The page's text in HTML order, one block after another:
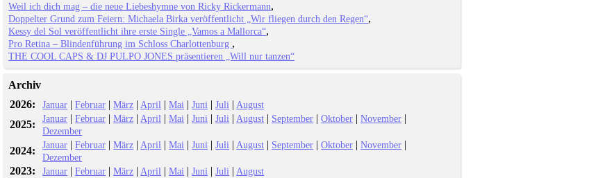
Weil ich dich mag – die neue Liebeshymne von Ricky Rickermann
Doppelter Grund zum Feiern: Michaela Birka veröffentlicht „Wir fliegen durch den Regen“
Kessy del Sol veröffentlicht ihre erste Single „Vamos a Mallorca“
Pro Retina – Blindenführung im Schloss Charlottenburg
THE COOL CAPS & DJ PULPO JONES präsentieren „Will nur tanzen“
Archiv
2026:
Januar |Februar |März | April |Mai |Juni |Juli | August
2025: Januar |Februar |März | April |Mai |Juni |Juli | August | September |Oktober |November |
Dezember
2024: Januar |Februar |März | April |Mai |Juni |Juli | August | September |Oktober |November |
Dezember
2023: Januar |Februar |März | April |Mai |Juni |Juli | August